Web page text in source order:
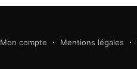
Mon compte Mentions légales